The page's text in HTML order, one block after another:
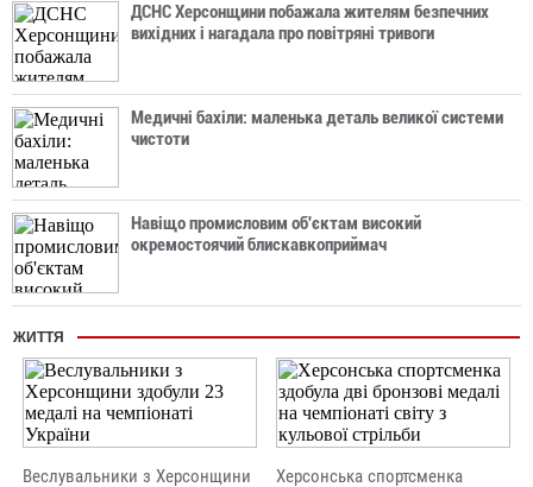
ДСНС Херсонщини побажала жителям безпечних
вихідних і нагадала про повітряні тривоги
Медичні бахіли: маленька деталь великої системи
чистоти
Навіщо промисловим об'єктам високий
окремостоячий блискавкоприймач
ЖИТТЯ
Веслувальники з Херсонщини
Херсонська спортсменка